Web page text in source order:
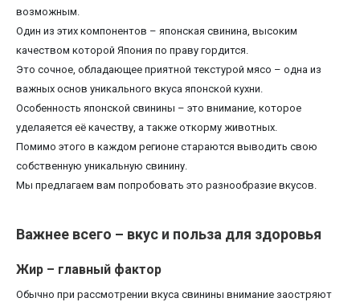
возможным.
Один из этих компонентов – японская свинина, высоким
качеством которой Япония по праву гордится.
Это сочное, обладающее приятной текстурой мясо – одна из
важных основ уникального вкуса японской кухни.
Особенность японской свинины – это внимание, которое
уделаяется её качеству, а также откорму животных.
Помимо этого в каждом регионе стараются выводить свою
собственную уникальную свинину.
Мы предлагаем вам попробовать это разнообразие вкусов.
Важнее всего – вкус и польза для здоровья
Жир – главный фактор
Обычно при рассмотрении вкуса свинины внимание заостряют